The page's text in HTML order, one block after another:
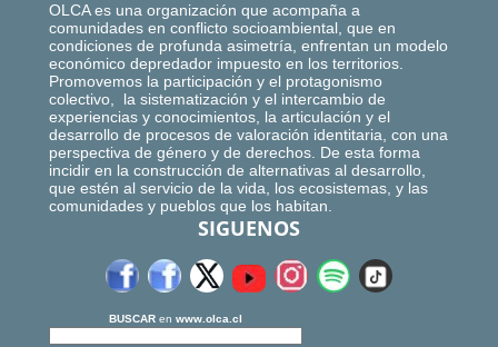
OLCA es una organización que acompaña a
comunidades en conflicto socioambiental, que en
condiciones de profunda asimetría, enfrentan un modelo
económico depredador impuesto en los territorios.
Promovemos la participación y el protagonismo
colectivo, la sistematización y el intercambio de
experiencias y conocimientos, la articulación y el
desarrollo de procesos de valoración identitaria, con una
perspectiva de género y de derechos. De esta forma
incidir en la construcción de alternativas al desarrollo,
que estén al servicio de la vida, los ecosistemas, y las
comunidades y pueblos que los habitan.
SIGUENOS
BUSCAR en www.olca.cl